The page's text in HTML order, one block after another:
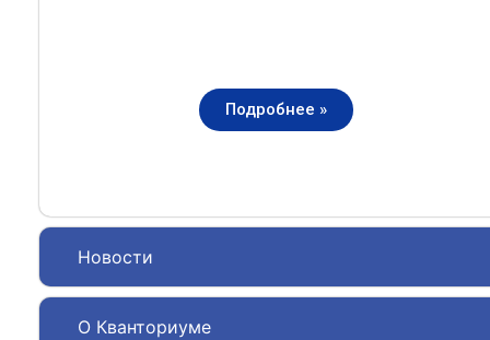
Новости
О Кванториуме
Подробнее »